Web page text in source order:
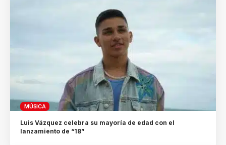
MÚSICA
Luis Vázquez celebra su mayoría de edad con el
lanzamiento de “18”